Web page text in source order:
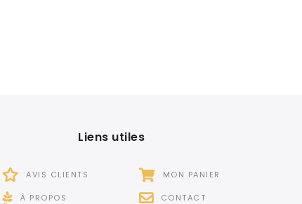
Liens utiles
AVIS CLIENTS
À PROPOS
MON PANIER
CONTACT